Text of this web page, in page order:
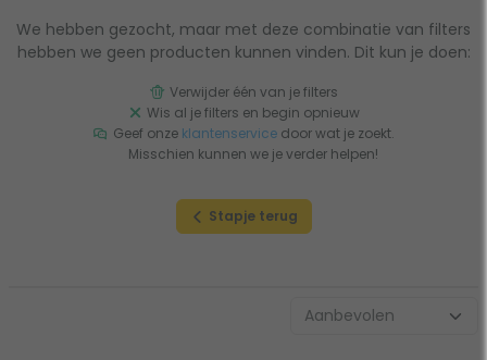
We hebben gezocht, maar met deze combinatie van filters
hebben we geen producten kunnen vinden. Dit kun je doen:
Verwijder één van je filters
Wis al je filters en begin opnieuw
Geef onze klantenservicedoor wat je zoekt.
Misschien kunnen we je verder helpen!
Stapje terug